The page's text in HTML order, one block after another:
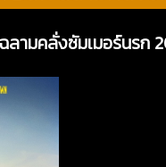
ามคลั่งซัมเมอร์นรก